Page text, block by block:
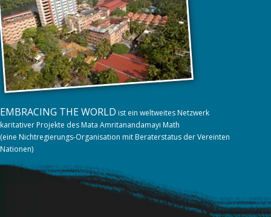
EMBRACING THE WORLD ist ein weltweites Netzwerk
karitativer Projekte des Mata Amritanandamayi Math
(eine Nichtregierungs-Organisation mit Beraterstatus der Vereinten
Nationen)